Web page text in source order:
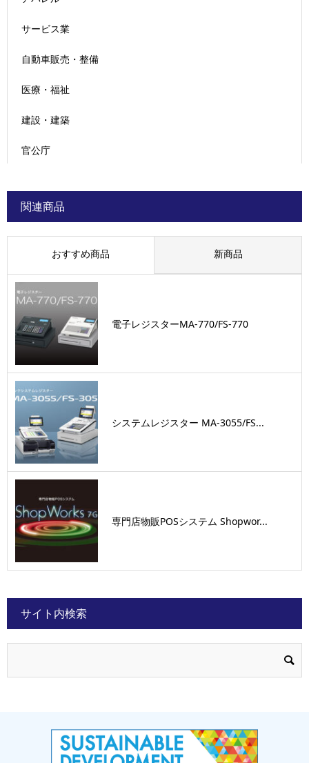
サービス業
自動車販売・整備
医療・福祉
建設・建築
官公庁
関連商品
おすすめ商品 新商品
電子レジスターMA-770/FS-770
システムレジスター MA‐3055/FS...
専門店物販POSシステム Shopwor...
サイト内検索